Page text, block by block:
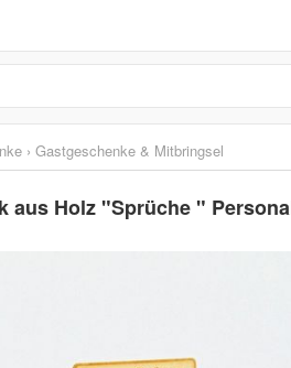
› Gastgeschenke & Mitbringsel
aus Holz "Sprüche "